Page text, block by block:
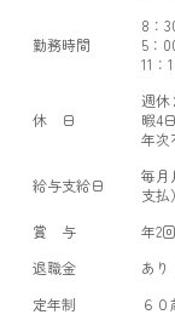
勤務時間
8：
5：
11：
休 日
週休
暇4
年次
給与支給日
毎月
支払）
賞 与
年2
退職金
あり
定年制
６